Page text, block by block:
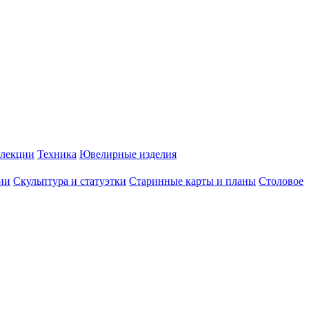
Техника Ювелирные изделия
Скульптура и статуэтки Старинные карты и планы Столовое